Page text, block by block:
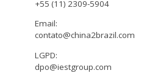
+55 (11) 2309-5904
Email:
contato@china2brazil.com
LGPD:
dpo@iestgroup.com